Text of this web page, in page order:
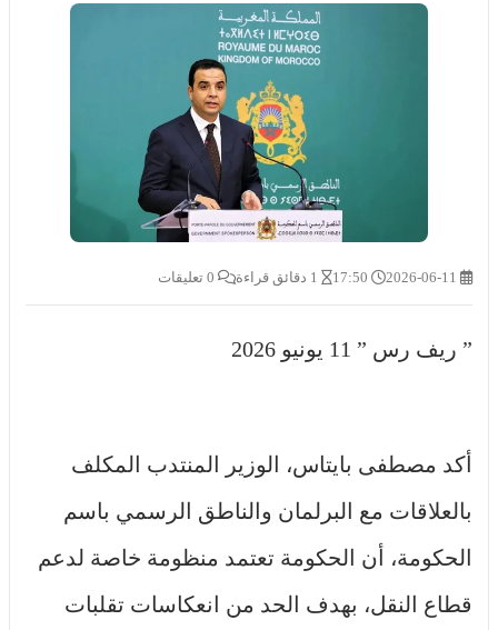
” ريف رس ” 11 يونيو 2026
أكد مصطفى بايتاس، الوزير المنتدب المكلف
بالعلاقات مع البرلمان والناطق الرسمي باسم
الحكومة، أن الحكومة تعتمد منظومة خاصة لدعم
قطاع النقل، بهدف الحد من انعكاسات تقلبات